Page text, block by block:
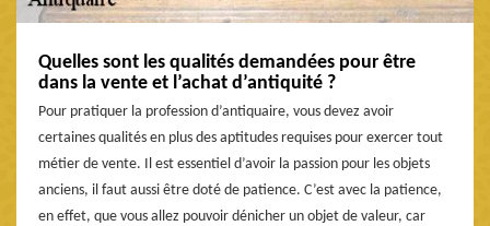
Quelles sont les qualités demandées pour être
dans la vente et l’achat d’antiquité ?
Pour pratiquer la profession d’antiquaire, vous devez avoir
certaines qualités en plus des aptitudes requises pour exercer tout
métier de vente. Il est essentiel d’avoir la passion pour les objets
anciens, il faut aussi être doté de patience. C’est avec la patience,
en effet, que vous allez pouvoir dénicher un objet de valeur, car